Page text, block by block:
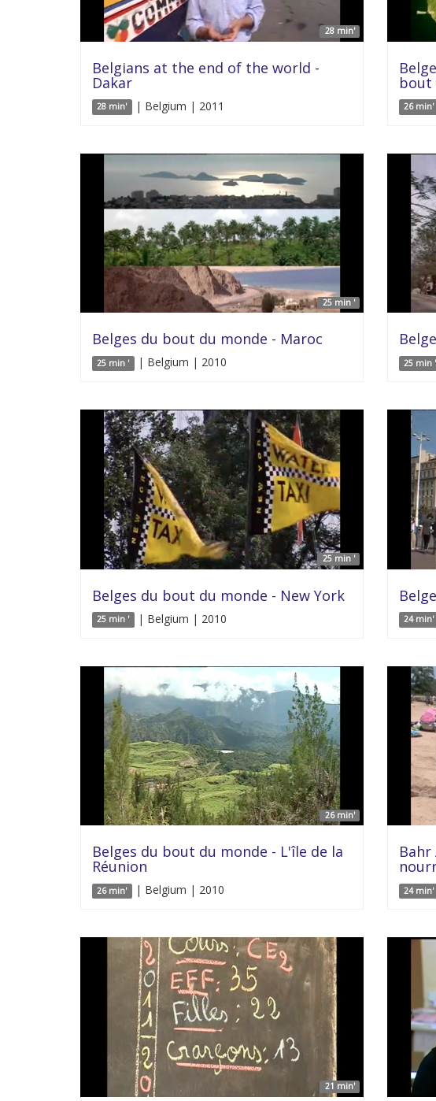
28 min'
Belgians at the end of the world -
Dakar
28 min' | Belgium | 2011
bout
26 min'
25 min '
Belges du bout du monde - Maroc
25 min ' | Belgium | 2010 25 min '
25 min '
Belges du bout du monde - New York
25 min ' | Belgium | 2010 24 min'
26 min'
Belges du bout du monde - L'île de la
Réunion
26 min' | Belgium | 2010
Bahr
24 min'
21 min'